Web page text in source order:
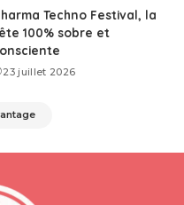
Techno Festival, la
100% sobre et
23 juillet 2026